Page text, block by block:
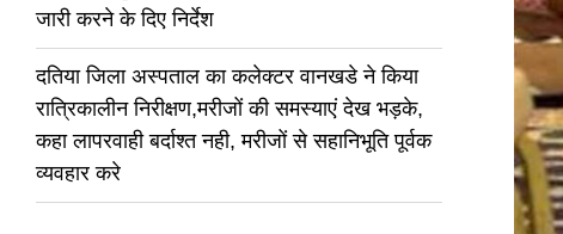
जारी करने के दिए निर्देश
दतिया जिला अस्पताल का कलेक्टर वानखडे ने किया
रात्रिकालीन निरीक्षण,मरीजों की समस्याएं देख भड़के,
कहा लापरवाही बर्दाश्त नही, मरीजों से सहानिभूति पूर्वक
व्यवहार करे